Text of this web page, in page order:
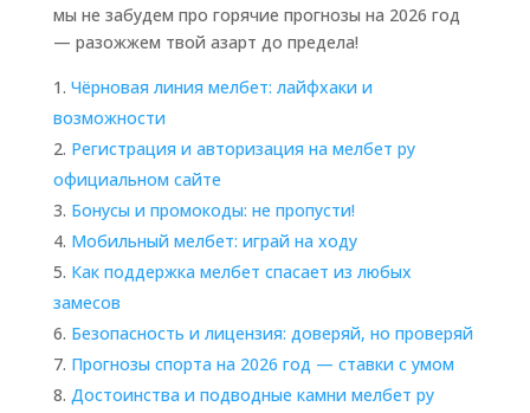
мы не забудем про горячие прогнозы на 2026 год
— разожжем твой азарт до предела!
Чёрновая линия мелбет: лайфхаки и
возможности
Регистрация и авторизация на мелбет ру
официальном сайте
Бонусы и промокоды: не пропусти!
Мобильный мелбет: играй на ходу
Как поддержка мелбет спасает из любых
замесов
Безопасность и лицензия: доверяй, но проверяй
Прогнозы спорта на 2026 год — ставки с умом
Достоинства и подводные камни мелбет ру